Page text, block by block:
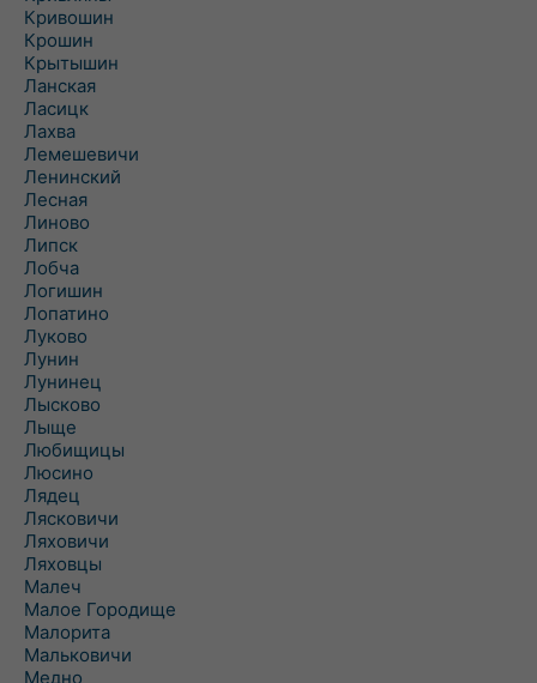
Кривошин
Крошин
Крытышин
Ланская
Ласицк
Лахва
Лемешевичи
Ленинский
Лесная
Линово
Липск
Лобча
Логишин
Лопатино
Луково
Лунин
Лунинец
Лысково
Лыще
Любищицы
Люсино
Лядец
Лясковичи
Ляховичи
Ляховцы
Малеч
Малое Городище
Малорита
Мальковичи
Медно